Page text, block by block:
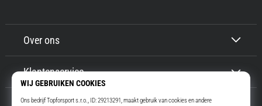
Over ons
Klantenservice